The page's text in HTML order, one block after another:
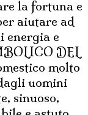
la fortuna e
aiutare ad
energia e
DEL
molto
uomini
sinuoso,